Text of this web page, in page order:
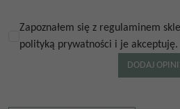
Zapoznałem się z regulaminem
polityką prywatności i je akceptuję.